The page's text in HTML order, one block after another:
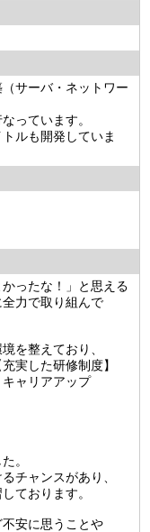
サーバ・ネットワー
っています。
ルも開発していま
ったな！」と思える
力で取り組んで
を整えており、
実した研修制度】
ャリアアップ
。
チャンスがあり、
ております。
安に思うことや